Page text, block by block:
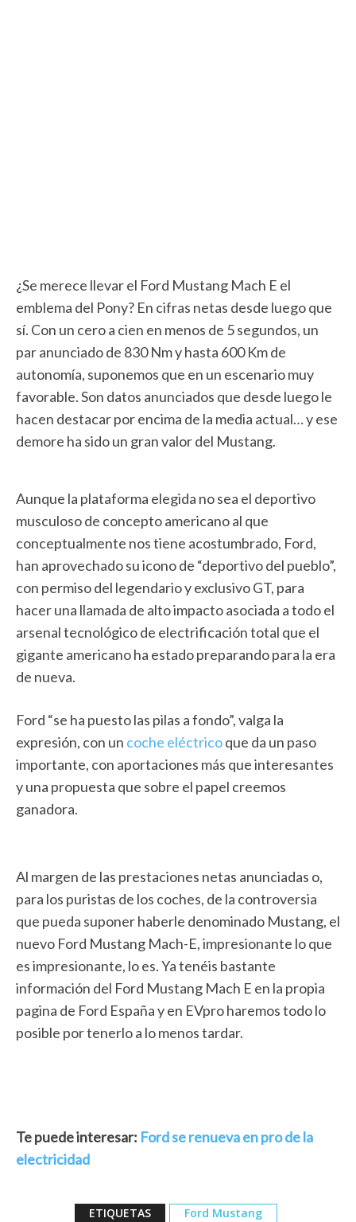
¿Se merece llevar el Ford Mustang Mach E el
emblema del Pony? En cifras netas desde luego que
sí. Con un cero a cien en menos de 5 segundos, un
par anunciado de 830 Nm y hasta 600 Km de
autonomía, suponemos que en un escenario muy
favorable. Son datos anunciados que desde luego le
hacen destacar por encima de la media actual… y ese
demore ha sido un gran valor del Mustang.
Aunque la plataforma elegida no sea el deportivo
musculoso de concepto americano al que
conceptualmente nos tiene acostumbrado, Ford,
han aprovechado su icono de “deportivo del pueblo”,
con permiso del legendario y exclusivo GT, para
hacer una llamada de alto impacto asociada a todo el
arsenal tecnológico de electrificación total que el
gigante americano ha estado preparando para la era
de nueva.
Ford “se ha puesto las pilas a fondo”, valga la
expresión, con un coche eléctricoque da un paso
importante, con aportaciones más que interesantes
y una propuesta que sobre el papel creemos
ganadora.
Al margen de las prestaciones netas anunciadas o,
para los puristas de los coches, de la controversia
que pueda suponer haberle denominado Mustang, el
nuevo Ford Mustang Mach-E, impresionante lo que
es impresionante, lo es. Ya tenéis bastante
información del Ford Mustang Mach E en la propia
pagina de Ford España y en EVpro haremos todo lo
posible por tenerlo a lo menos tardar.
Te puede interesar: Ford se renueva en pro de la
electricidad
ETIQUETAS Ford Mustang